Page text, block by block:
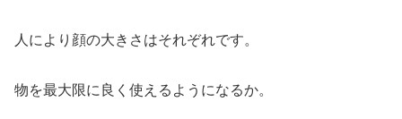
人により顔の大きさはそれぞれです。
物を最大限に良く使えるようになるか。